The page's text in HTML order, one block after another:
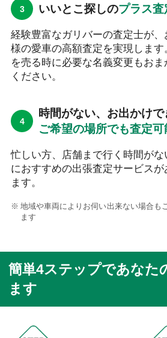
いいとこ探しのプラス査
経験豊富なガリバーの査定士が、
様の愛車の高額査定を実現します
を売る時に必要な名義変更もおま
ください。
時間がない、お出かけ
ご希望の場所でも査定可
忙しい方、店舗まで行く時間がな
におすすめの出張査定サービスが
ます。
地域や車両によりお伺い出来ない場合も
ます
簡単4ステップであなた
ます